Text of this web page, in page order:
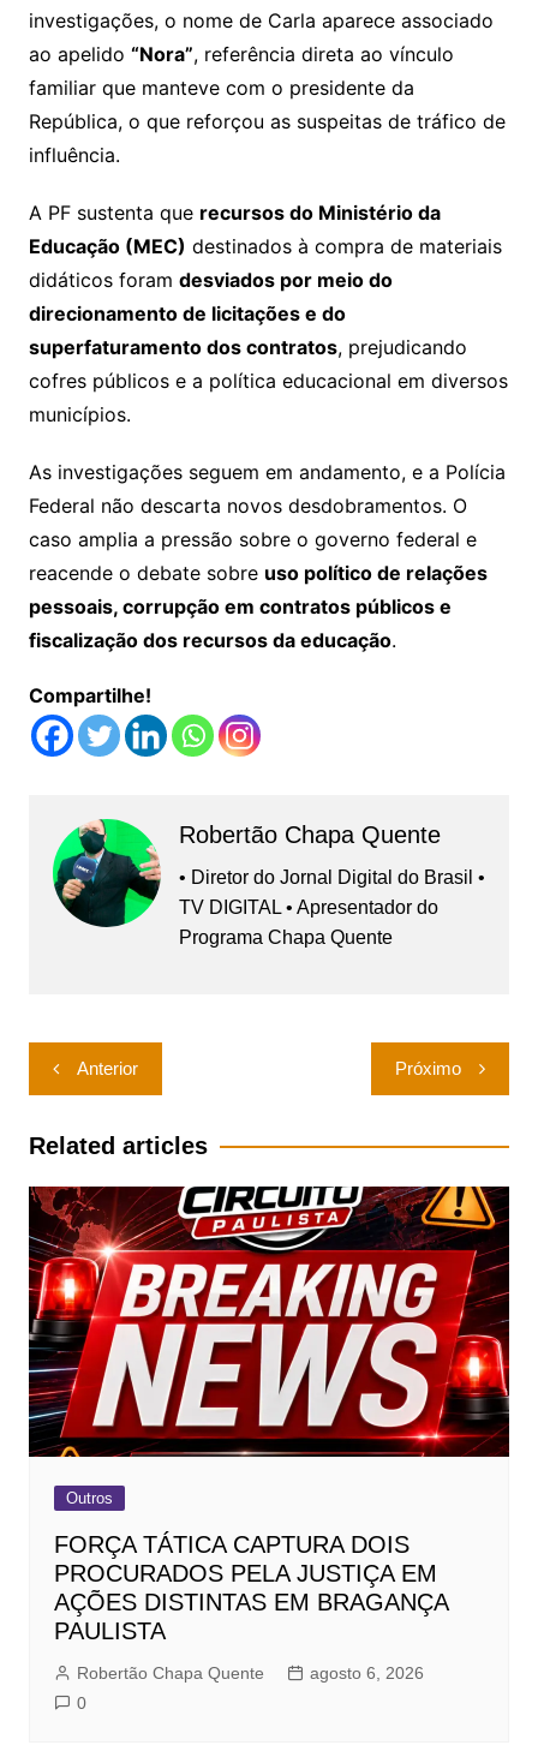
investigações, o nome de Carla aparece associado
ao apelido “Nora”, referência direta ao vínculo
familiar que manteve com o presidente da
República, o que reforçou as suspeitas de tráfico de
influência.
A PF sustenta que recursos do Ministério da
Educação (MEC) destinados à compra de materiais
didáticos foram desviados por meio do
direcionamento de licitações e do
superfaturamento dos contratos, prejudicando
cofres públicos e a política educacional em diversos
municípios.
As investigações seguem em andamento, e a Polícia
Federal não descarta novos desdobramentos. O
caso amplia a pressão sobre o governo federal e
reacende o debate sobre uso político de relações
pessoais, corrupção em contratos públicos e
fiscalização dos recursos da educação.
Compartilhe!
Robertão Chapa Quente
• Diretor do Jornal Digital do Brasil •
TV DIGITAL • Apresentador do
Programa Chapa Quente
Navegação
de
Post
Anterior Próximo
Related articles
Outros
FORÇA TÁTICA CAPTURA DOIS
PROCURADOS PELA JUSTIÇA EM
AÇÕES DISTINTAS EM BRAGANÇA
PAULISTA
Robertão Chapa Quente
agosto 6, 2026
0